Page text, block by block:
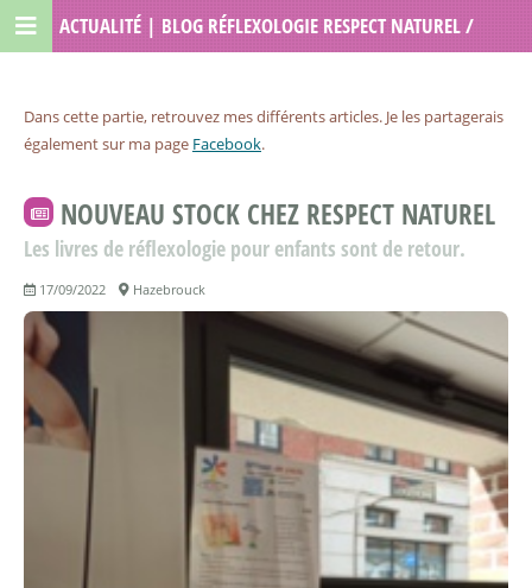
Dans cette partie, retrouvez mes différents articles. Je les partagerais
également sur ma page Facebook.
NOUVEAU STOCK CHEZ RESPECT NATUREL
Les livres de réflexologie pour enfants sont de retour.
17/09/2022 Hazebrouck
ACTUALITÉ | BLOG RÉFLEXOLOGIE RESPECT NATUREL /